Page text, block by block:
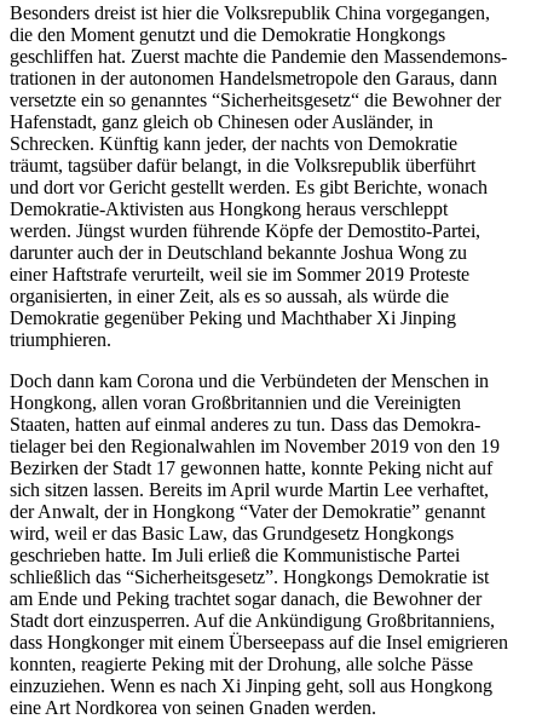
Besonders dreist ist hier die Volks­re­publik China vorge­gangen,
die den Moment genutzt und die Demokratie Hongkongs
geschliffen hat. Zuerst machte die Pandemie den Massen­de­mons­
tra­tionen in der autonomen Handels­me­tropole den Garaus, dann
versetzte ein so genanntes “Sicher­heits­gesetz“ die Bewohner der
Hafen­stadt, ganz gleich ob Chinesen oder Ausländer, in
Schrecken. Künftig kann jeder, der nachts von Demokratie
träumt, tagsüber dafür belangt, in die Volks­re­publik überführt
und dort vor Gericht gestellt werden. Es gibt Berichte, wonach
Demokratie-Aktivisten aus Hongkong heraus verschleppt
werden. Jüngst wurden führende Köpfe der Demostito-Partei,
darunter auch der in Deutschland bekannte Joshua Wong zu
einer Haftstrafe verur­teilt, weil sie im Sommer 2019 Proteste
organi­sierten, in einer Zeit, als es so aussah, als würde die
Demokratie gegenüber Peking und Macht­haber Xi Jinping
triumphieren.
Doch dann kam Corona und die Verbün­deten der Menschen in
Hongkong, allen voran Großbri­tannien und die Verei­nigten
Staaten, hatten auf einmal anderes zu tun. Dass das Demokra­
tielager bei den Regio­nal­wahlen im November 2019 von den 19
Bezirken der Stadt 17 gewonnen hatte, konnte Peking nicht auf
sich sitzen lassen. Bereits im April wurde Martin Lee verhaftet,
der Anwalt, der in Hongkong “Vater der Demokratie” genannt
wird, weil er das Basic Law, das Grund­gesetz Hongkongs
geschrieben hatte. Im Juli erließ die Kommu­nis­tische Partei
schließlich das “Sicher­heits­gesetz”. Hongkongs Demokratie ist
am Ende und Peking trachtet sogar danach, die Bewohner der
Stadt dort einzu­sperren. Auf die Ankün­digung Großbri­tan­niens,
dass Hongkonger mit einem Überseepass auf die Insel emigrieren
konnten, reagierte Peking mit der Drohung, alle solche Pässe
einzu­ziehen. Wenn es nach Xi Jinping geht, soll aus Hongkong
eine Art Nordkorea von seinen Gnaden werden.